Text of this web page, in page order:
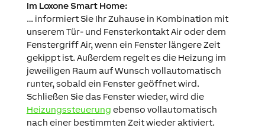
Im Loxone Smart Home:
… informiert Sie Ihr Zuhause in Kombination mit
unserem Tür- und Fensterkontakt Air oder dem
Fenstergriff Air, wenn ein Fenster längere Zeit
gekippt ist. Außerdem regelt es die Heizung im
jeweiligen Raum auf Wunsch vollautomatisch
runter, sobald ein Fenster geöffnet wird.
Schließen Sie das Fenster wieder, wird die
Heizungssteuerung ebenso vollautomatisch
nach einer bestimmten Zeit wieder aktiviert.